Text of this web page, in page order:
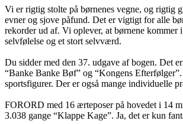
Vi er rigtig stolte på børnenes vegne, og rigtig
evner og sjove påfund. Det er vigtigt for alle
rekorder ud af. Vi oplever, at børnene
selvfølelse og et stort selvværd.
Du sidder med den 37. udgave af bogen. Det
“Banke Banke Bøf” og “Kongens
sportsfigurer. Der er også mange individuelle
FORORD med 16 ærteposer på hovedet i 14
3.038 gange “Klappe Kage”. Ja, det er kun